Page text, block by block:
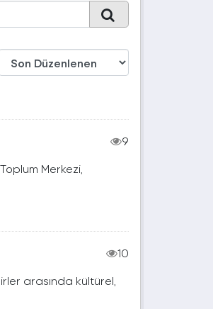
9
Merkezi,
10
arasında kültürel,